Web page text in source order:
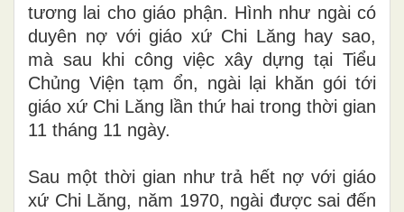
tương lai cho giáo phận. Hình như ngài có
duyên nợ với giáo xứ Chi Lăng hay sao,
mà sau khi công việc xây dựng tại Tiểu
Chủng Viện tạm ổn, ngài lại khăn gói tới
giáo xứ Chi Lăng lần thứ hai trong thời gian
11 tháng 11 ngày.
Sau một thời gian như trả hết nợ với giáo
xứ Chi Lăng, năm 1970, ngài được sai đến